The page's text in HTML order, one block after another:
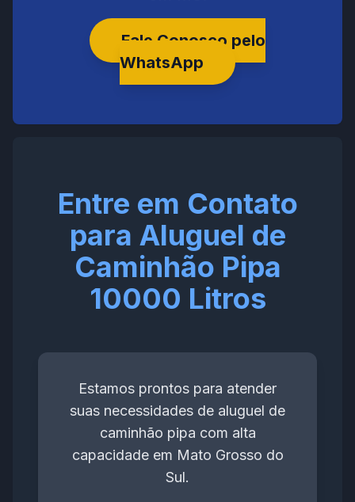
Fale Conosco pelo
WhatsApp
Entre em Contato
para Aluguel de
Caminhão Pipa
10000 Litros
Estamos prontos para atender
suas necessidades de aluguel de
caminhão pipa com alta
capacidade em Mato Grosso do
Sul.